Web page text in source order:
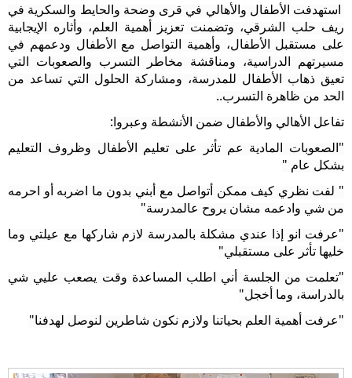
استهدفت الأطفال والأهالي في قرى وضحة والحايط والسكرية في
ريف حلب الشرقي، وتضمنت تعزيز أهمية العلم، وأثاره الإيجابية
على مستقبل الأطفال، وأهمية التواصل مع الأطفال ودعمهم في
مسيرتهم الدراسية، ومناقشة مخاطر التسرب والصعوبات التي
تعيق ذهاب الأطفال للمدرسة، ومشاركة الحلول التي تساعد من
الحد من ظاهرة التسرب..
تفاعل الأهالي والأطفال ضمن الأنشطة وعبروا:
"الصعوبات المادية عم تأثر على تعليم الأطفال وظروف التعليم
بشكل عام "
" لفت نظري كيف ممكن أتواصل مع أبني بدون ما اضربه أو احرمه
من شي وادعمه مشان يروح عالمدرسة"
"عرفت انو إذا عندي مشكلة بالمدرسة لازم شاركها مع عيلتي وما
خليها تأثر على مستقبلي"
"تعلمت من الجلسة أني اطلب المساعدة وقت يصعب عليي شي
بالدراسة، وما أخجل"
"عرفت أهمية العلم بحياتنا ولازم نكون شاطرين لنوصل لهدفنا"